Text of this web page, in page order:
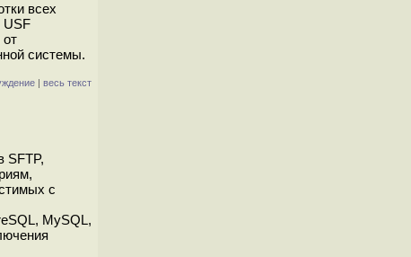
всех
USF
от
системы.
| весь текст
SFTP,
с
MySQL,